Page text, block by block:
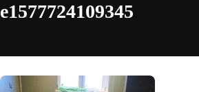
e1577724109345